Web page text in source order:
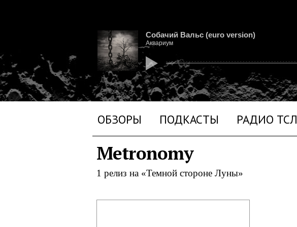
ОБЗОРЫ ПОДКАСТЫ РАДИО ТСЛ
Собачий Вальс (euro version)
Аквариум
Metronomy
1 релиз на «Темной стороне Луны»